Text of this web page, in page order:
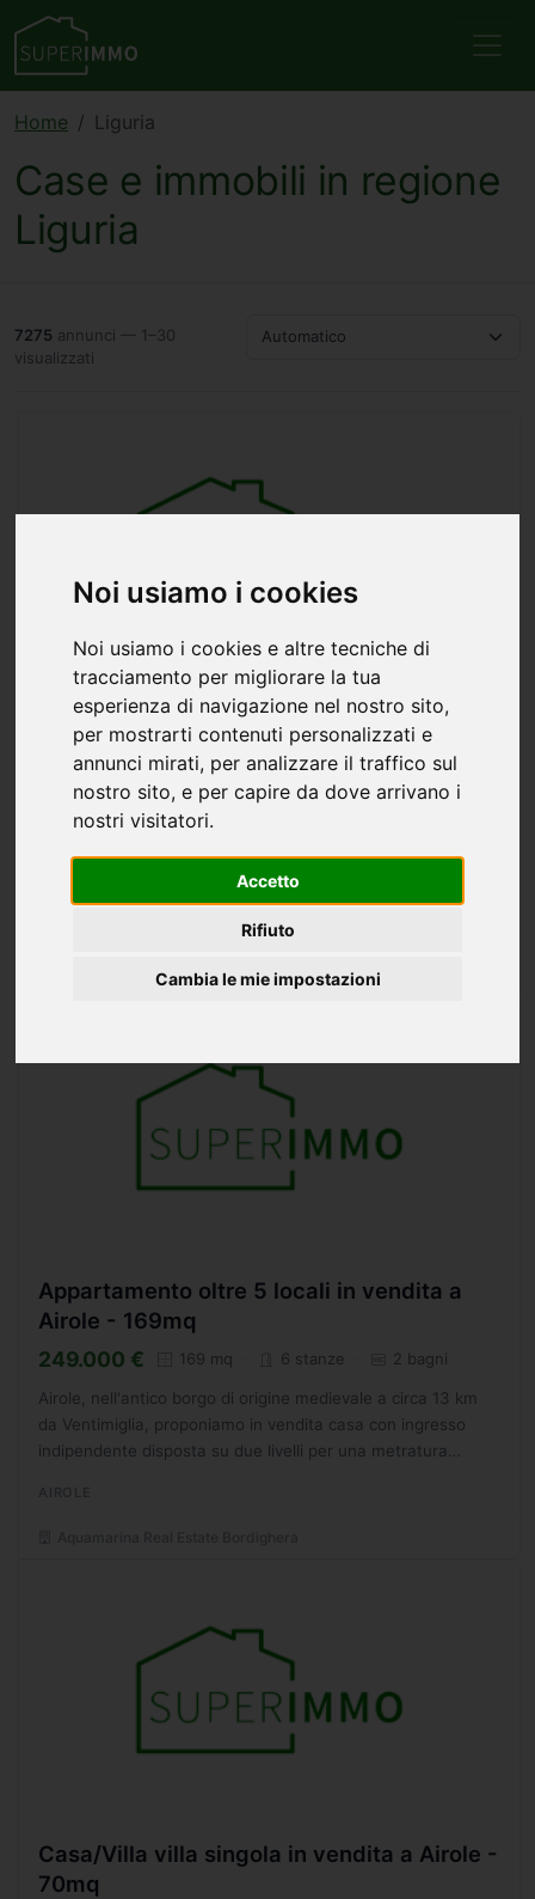
Noi usiamo i cookies
Noi usiamo i cookies e altre tecniche di
tracciamento per migliorare la tua
esperienza di navigazione nel nostro sito,
per mostrarti contenuti personalizzati e
annunci mirati, per analizzare il traffico sul
nostro sito, e per capire da dove arrivano i
nostri visitatori.
Accetto
Rifiuto
Cambia le mie impostazioni
Home Liguria
Case e immobili in regione
Liguria
7275 annunci — 1–30
visualizzati
Automatico
Casa/Villa rustico/casale/masseria in
vendita a Airole - 60mq
65.000 € 60 mq 3 stanze
1 bagno
piano terra
Rif. 23345 - Il Gruppo Immobiliare Agenzia Impero propone
in vendita ad Airole, immersa nella quiete e nel verde della
natura, casa di campagna da ristrutturare di circa 60 mq,
Appartamento oltre 5 locali in vendita a
Airole - 169mq
249.000 € 169 mq 6 stanze 2 bagni
Airole, nell'antico borgo di origine medievale a circa 13 km
da Ventimiglia, proponiamo in vendita casa con ingresso
indipendente disposta su due livelli per una metratura
Casa/Villa villa singola in vendita a Airole -
70mq